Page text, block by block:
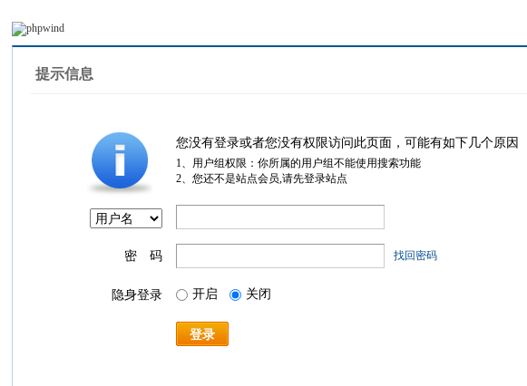
提示信息
您没有登录或者您没有权限访问此页面，可能有如下几个原因
1、用户组权限：你所属的用户组不能使用搜索功能
2、您还不是站点会员,请先登录站点
密 码 找回密码
隐身登录 开启 关闭
登录